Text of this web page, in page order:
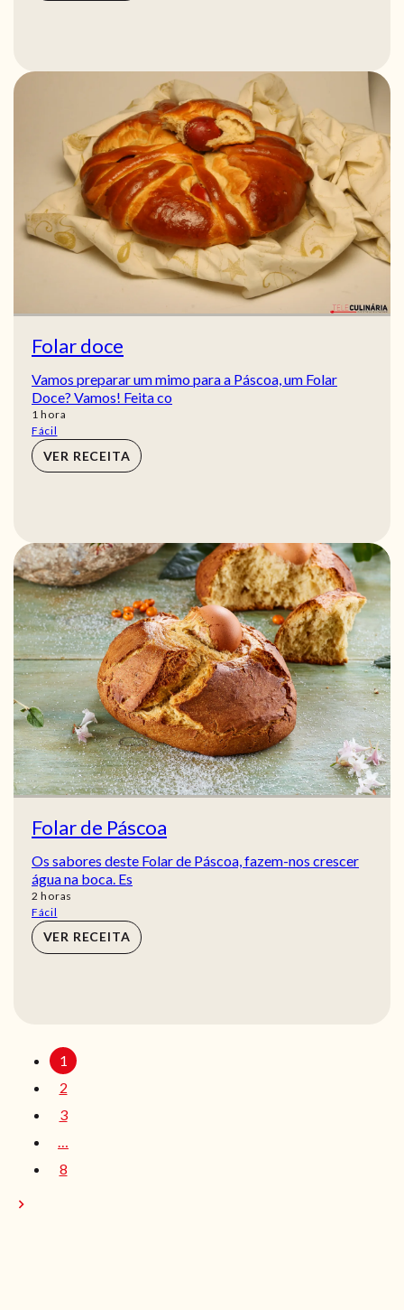
Folar doce
Vamos preparar um mimo para a Páscoa, um Folar
Doce? Vamos! Feita co
1 hora
hora
Fácil
VER RECEITA
Folar de Páscoa
Os sabores deste Folar de Páscoa, fazem-nos crescer
água na boca. Es
2 horas
horas
Fácil
VER RECEITA
1
2
3
…
8